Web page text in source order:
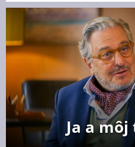
Ja a